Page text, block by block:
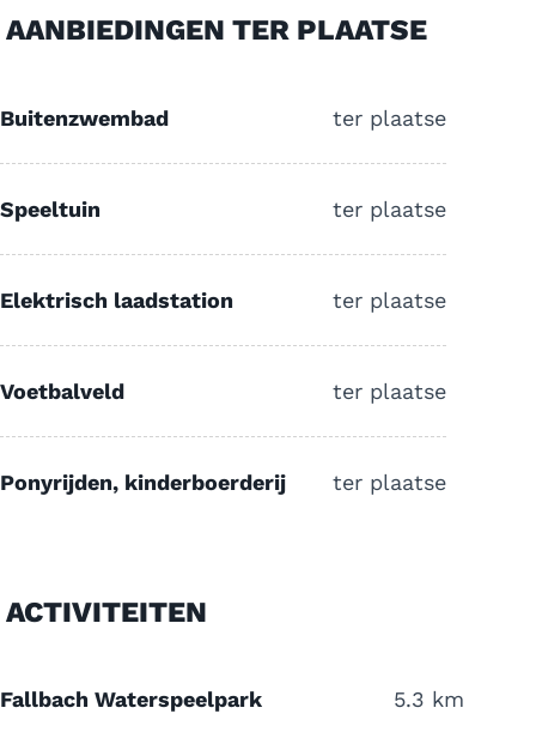
AANBIEDINGEN TER PLAATSE
Buitenzwembad ter plaatse
Speeltuin ter plaatse
Elektrisch laadstation ter plaatse
Voetbalveld ter plaatse
Ponyrijden, kinderboerderij ter plaatse
ACTIVITEITEN
Fallbach Waterspeelpark 5.3 km